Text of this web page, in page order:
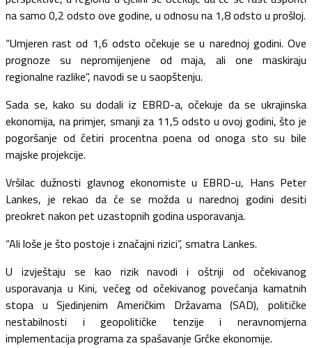
na samo 0,2 odsto ove godine, u odnosu na 1,8 odsto u prošloj.
“Umjeren rast od 1,6 odsto očekuje se u narednoj godini. Ove
prognoze su nepromijenjene od maja, ali one maskiraju
regionalne razlike”, navodi se u saopštenju.
Sada se, kako su dodali iz EBRD-a, očekuje da se ukrajinska
ekonomija, na primjer, smanji za 11,5 odsto u ovoj godini, što je
pogoršanje od četiri procentna poena od onoga sto su bile
majske projekcije.
Vršilac dužnosti glavnog ekonomiste u EBRD-u, Hans Peter
Lankes, je rekao da će se možda u narednoj godini desiti
preokret nakon pet uzastopnih godina usporavanja.
“Ali loše je što postoje i značajni rizici”, smatra Lankes.
U izvještaju se kao rizik navodi i oštriji od očekivanog
usporavanja u Kini, većeg od očekivanog povećanja kamatnih
stopa u Sjedinjenim Američkim Državama (SAD), političke
nestabilnosti i geopolitičke tenzije i neravnomjerna
implementacija programa za spašavanje Grčke ekonomije.